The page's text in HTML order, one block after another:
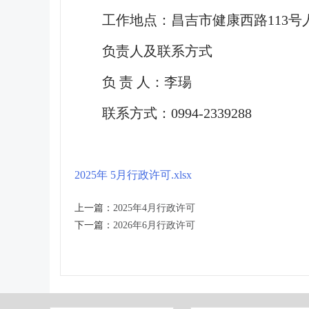
工作地点：昌吉市健康西路113号
负责人及联系方式
负 责 人：李瑒
联系方式：0994-2339288
2025年 5月行政许可.xlsx
上一篇： 2025年4月行政许可
下一篇： 2026年6月行政许可